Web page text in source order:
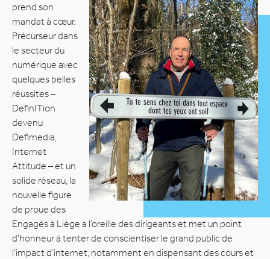
prend son
mandat à cœur.
Précurseur dans
le secteur du
numérique avec
quelques belles
réussites –
DefinITion
devenu
Defimedia,
Internet
Attitude – et un
solide réseau, la
nouvelle figure
de proue des
Engagés à Liège a l’oreille des dirigeants et met un point
d’honneur à tenter de conscientiser le grand public de
l’impact d’internet, notamment en dispensant des cours et